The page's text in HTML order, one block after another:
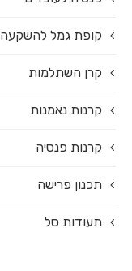
קופת גמל להשקעה
קרן השתלמות
קרנות נאמנות
קרנות פנסיה
תכנון פרישה
תעודות סל